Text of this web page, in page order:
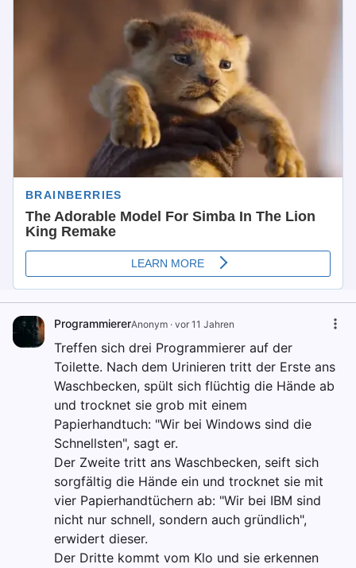
ProgrammiererAnonym · vor 11 Jahren
Treffen sich drei Programmierer auf der
Toilette. Nach dem Urinieren tritt der Erste ans
Waschbecken, spült sich flüchtig die Hände ab
und trocknet sie grob mit einem
Papierhandtuch: "Wir bei Windows sind die
Schnellsten", sagt er.
Der Zweite tritt ans Waschbecken, seift sich
sorgfältig die Hände ein und trocknet sie mit
vier Papierhandtüchern ab: "Wir bei IBM sind
nicht nur schnell, sondern auch gründlich",
erwidert dieser.
Der Dritte kommt vom Klo und sie erkennen